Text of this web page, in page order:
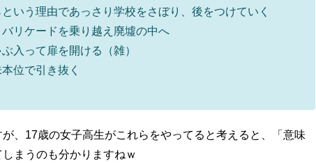
いう理由であっさり学校をさぼり、後をつけていく
リケードを乗り越え廃墟の中へ
入って扉を開ける（雑）
位で引き抜く
、17歳の女子高生がこれらをやってると考えると、「意味
まうのも分かりますねｗ